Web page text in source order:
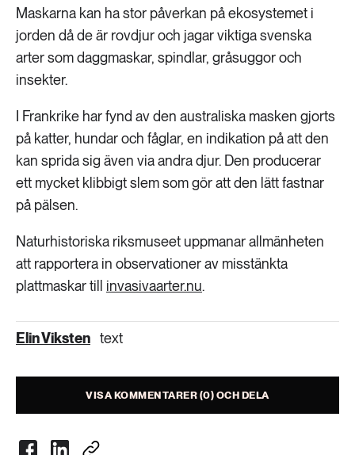
Maskarna kan ha stor påverkan på ekosystemet i
jorden då de är rovdjur och jagar viktiga svenska
arter som daggmaskar, spindlar, gråsuggor och
insekter.
I Frankrike har fynd av den australiska masken gjorts
på katter, hundar och fåglar, en indikation på att den
kan sprida sig även via andra djur. Den producerar
ett mycket klibbigt slem som gör att den lätt fastnar
på pälsen.
Naturhistoriska riksmuseet uppmanar allmänheten
att rapportera in observationer av misstänkta
plattmaskar till invasivaarter.nu.
Elin Viksten text
VISA KOMMENTARER (0) OCH DELA